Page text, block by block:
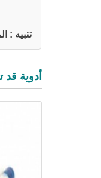
تنبيه :
أدوية قد